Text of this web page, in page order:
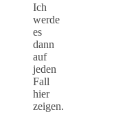
Ich
werde
es
dann
auf
jeden
Fall
hier
zeigen.